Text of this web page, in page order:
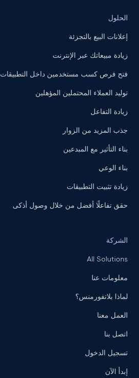
الحلول
إعلانات البيع بالتجزئة
زيادة مبيعاتك عبر الإنترنت
فتح فرص كسب مستخدمين داخل التطبيقات
توليد العملاء المحتملين المؤهلين
زيادة التفاعل
جذب المزيد من الزوار
بناء التأثير مع المبدعين
بناء الوعي
زيادة تثبيت التطبيقات
حقق تفاعلًا أفضل من خلال وصول أذكى
الشركة
All Solutions
معلومات عنا
لماذا بلاتفورمنس؟
العمل معنا
اتصل بنا
تسجيل الدخول
إبدأ الآن